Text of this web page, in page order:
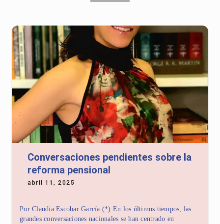
Conversaciones pendientes sobre la
reforma pensional
abril 11, 2025
Por Claudia Escobar García (*) En los últimos tiempos, las
grandes conversaciones nacionales se han centrado en